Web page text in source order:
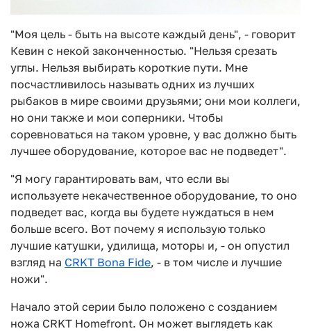
"Моя цель - быть на высоте каждый день", - говорит
Кевин с некой законченностью. "Нельзя срезать
углы. Нельзя выбирать короткие пути. Мне
посчастливилось называть одних из лучших
рыбаков в мире своими друзьями; они мои коллеги,
но они также и мои соперники. Чтобы
соревноваться на таком уровне, у вас должно быть
лучшее оборудование, которое вас не подведет".
"Я могу гарантировать вам, что если вы
используете некачественное оборудование, то оно
подведет вас, когда вы будете нуждаться в нем
больше всего. Вот почему я использую только
лучшие катушки, удилища, моторы и, - он опустил
взгляд на CRKT Bona Fide, - в том числе и лучшие
ножи".
Начало этой серии было положено с созданием
ножа CRKT Homefront. Он может выглядеть как